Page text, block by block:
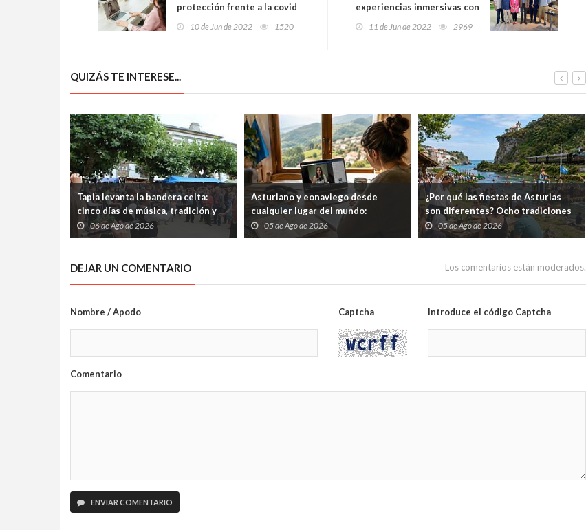
protección frente a la covid
ante la actual situación
10 de Jun de 2022 1520
experiencias inmersivas con
queso y sidra de Asturias
11 de Jun de 2022 2969
QUIZÁS TE INTERESE...
Tapia levanta la bandera celta:
cinco días de música, tradición y
cultura atlántica frente al
Cantábrico
06 de Ago de 2026
Asturiano y eonaviego desde
cualquier lugar del mundo:
abiertos tres cursos gratuitos por
internet
05 de Ago de 2026
¿Por qué las fiestas de Asturias
son diferentes? Ocho tradiciones
que convierten agosto en una
folixa continua
05 de Ago de 2026
DEJAR UN COMENTARIO Los comentarios están moderados.
Nombre / Apodo Captcha Introduce el código Captcha
Comentario
ENVIAR COMENTARIO